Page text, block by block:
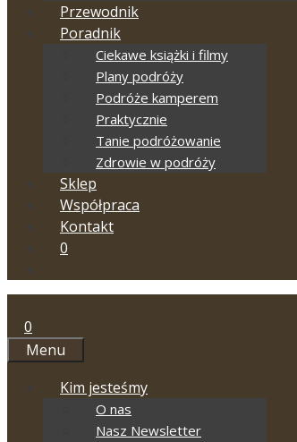
Przewodnik
Poradnik
Ciekawe książki i filmy
Plany podróży
Podróże kamperem
Praktycznie
Tanie podróżowanie
Zdrowie w podróży
Sklep
Współpraca
Kontakt
0
0
Menu
Kim jesteśmy
O nas
Nasz Newsletter